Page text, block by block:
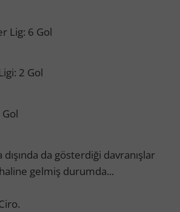
Lig: 6 Gol
2 Gol
dışında da gösterdiği davranışlar
gelmiş durumda...